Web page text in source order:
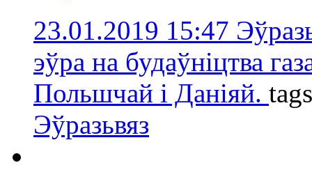
23.01.2019 15:47
эўра на будаўніцтва
Польшчай і Даніяй.
Эўразьвяз